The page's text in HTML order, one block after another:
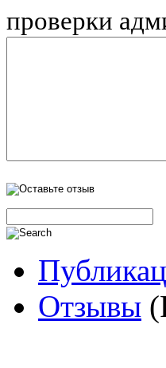
проверки
Отзывы